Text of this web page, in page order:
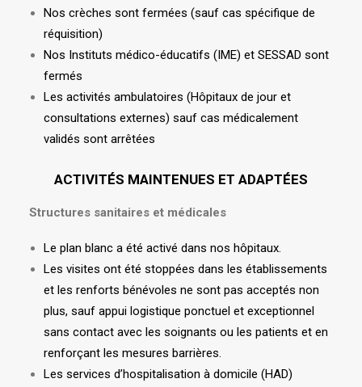
Nos crèches sont fermées (sauf cas spécifique de
réquisition)
Nos Instituts médico-éducatifs (IME) et SESSAD sont
fermés
Les activités ambulatoires (Hôpitaux de jour et
consultations externes) sauf cas médicalement
validés sont arrêtées
ACTIVITÉS MAINTENUES ET ADAPTÉES
Structures sanitaires et médicales
Le plan blanc a été activé dans nos hôpitaux.
Les visites ont été stoppées dans les établissements
et les renforts bénévoles ne sont pas acceptés non
plus, sauf appui logistique ponctuel et exceptionnel
sans contact avec les soignants ou les patients et en
renforçant les mesures barrières.
Les services d’hospitalisation à domicile (HAD)